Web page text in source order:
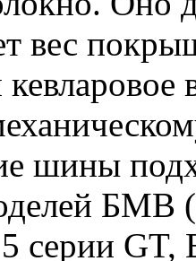
вес
шины
БМВ
серии